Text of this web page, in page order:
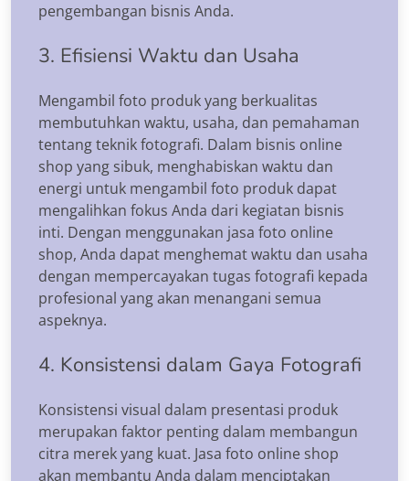
pengembangan bisnis Anda.
3. Efisiensi Waktu dan Usaha
Mengambil foto produk yang berkualitas
membutuhkan waktu, usaha, dan pemahaman
tentang teknik fotografi. Dalam bisnis online
shop yang sibuk, menghabiskan waktu dan
energi untuk mengambil foto produk dapat
mengalihkan fokus Anda dari kegiatan bisnis
inti. Dengan menggunakan jasa foto online
shop, Anda dapat menghemat waktu dan usaha
dengan mempercayakan tugas fotografi kepada
profesional yang akan menangani semua
aspeknya.
4. Konsistensi dalam Gaya Fotografi
Konsistensi visual dalam presentasi produk
merupakan faktor penting dalam membangun
citra merek yang kuat. Jasa foto online shop
akan membantu Anda dalam menciptakan